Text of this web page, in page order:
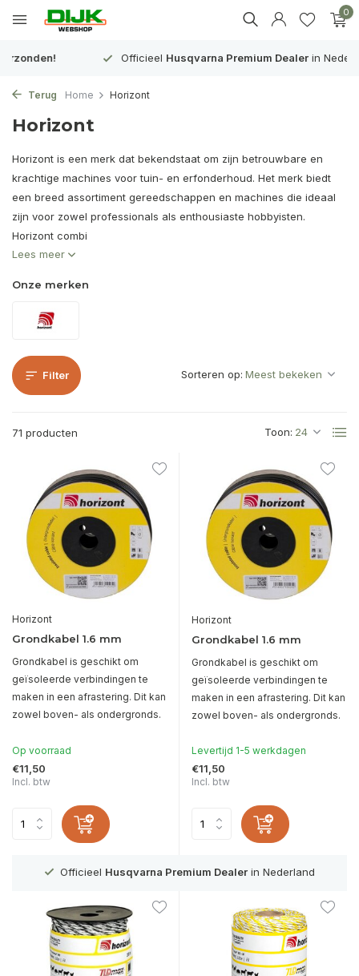
0
OfficieelHusqvarna Premium Dealerin Nederland
Terug Home Horizont
Horizont
Horizont is een merk dat bekendstaat om zijn betrouwbare en
krachtige machines voor tuin- en erfonderhoud. Het merk biedt
een breed assortiment gereedschappen en machines die ideaal
zijn voor zowel professionals als enthousiaste hobbyisten.
Horizont combi
Lees meer
Onze merken
Filter
71 producten Toon:
Sorteren op:
Horizont
Grondkabel 1.6 mm
Grondkabel is geschikt om
geïsoleerde verbindingen te
maken in een afrastering. Dit kan
zowel boven- als ondergronds.
Op voorraad
€11,50
Incl. btw
Horizont
Grondkabel 1.6 mm
Grondkabel is geschikt om
geïsoleerde verbindingen te
maken in een afrastering. Dit kan
zowel boven- als ondergronds.
Levertijd 1-5 werkdagen
€11,50
Incl. btw
Officieel Husqvarna Premium Dealerin Nederland